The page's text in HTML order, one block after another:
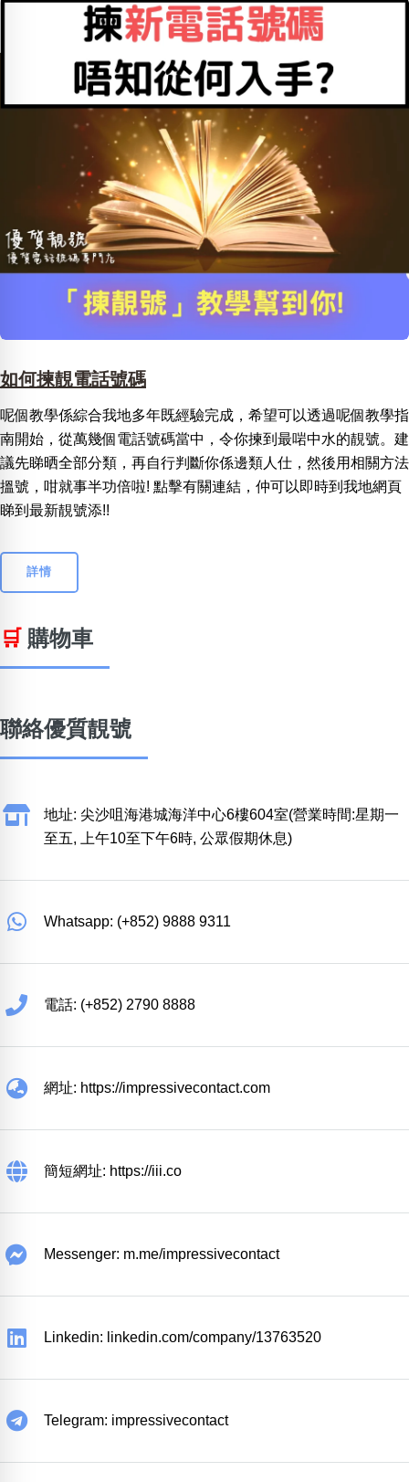
如何揀靚電話號碼
呢個教學係綜合我地多年既經驗完成，希望可以透過呢個教學指
南開始，從萬幾個電話號碼當中，令你揀到最啱中水的靚號。建
議先睇晒全部分類，再自行判斷你係邊類人仕，然後用相關方法
搵號，咁就事半功倍啦! 點擊有關連結，仲可以即時到我地網頁
睇到最新靚號添!!
詳情
🛒 購物車
聯絡優質靚號
地址: 尖沙咀海港城海洋中心6樓604室(營業時間:星期一
至五, 上午10至下午6時, 公眾假期休息)
Whatsapp: (+852) 9888 9311
電話: (+852) 2790 8888
網址: https://impressivecontact.com
簡短網址: https://iii.co
Messenger: m.me/impressivecontact
Linkedin: linkedin.com/company/13763520
Telegram: impressivecontact